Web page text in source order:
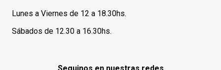
Lunes a Viernes de 12 a 18.30hs.
Sábados de 12.30 a 16.30hs.